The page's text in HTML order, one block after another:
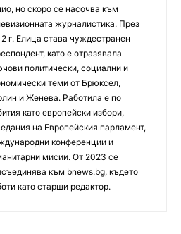
но скоро се насочва към
журналистика. През
г. Елица става чуждестранен
като е отразявала
политически, социални и
теми от Брюксел,
и Женева. Работила е по
като европейски избори,
на Европейския парламент,
конференции и
мисии. От 2023 се
към bnews.bg, където
като старши редактор.